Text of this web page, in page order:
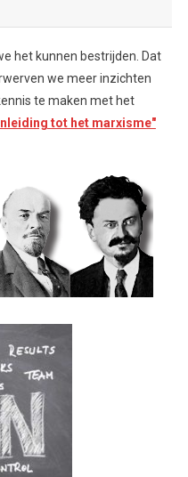
het kunnen bestrijden. Dat
we meer inzichten
te maken met het
tot het marxisme"